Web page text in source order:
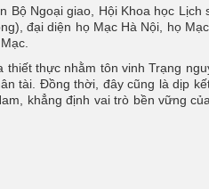
Bộ Ngoại giao, Hội Khoa học
đại diện họ Mạc Hà Nội, họ
thiết thực nhằm tôn vinh Trạng
tài. Đồng thời, đây cũng là dịp
khẳng định vai trò bền vững